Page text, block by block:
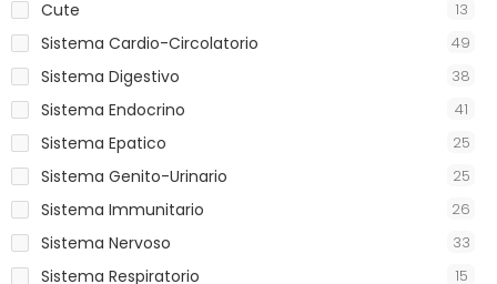
Cute 13
Sistema Cardio-Circolatorio 49
Sistema Digestivo 38
Sistema Endocrino 41
Sistema Epatico 25
Sistema Genito-Urinario 25
Sistema Immunitario 26
Sistema Nervoso 33
Sistema Respiratorio 15